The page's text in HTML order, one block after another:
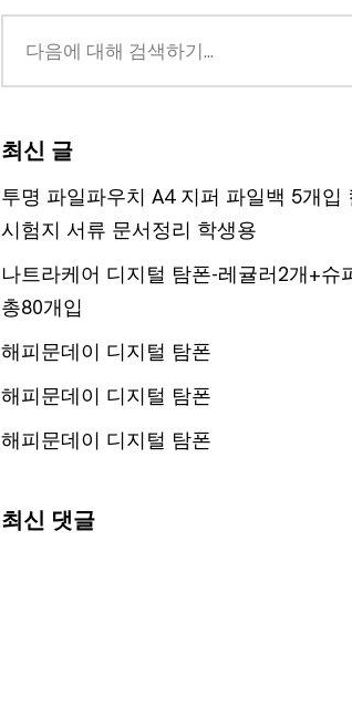
최신 글
투명 파일파우치 A4 지퍼 파일백 5개입
시험지 서류 문서정리 학생용
나트라케어 디지털 탐폰-레귤러2개+슈
총80개입
해피문데이 디지털 탐폰
해피문데이 디지털 탐폰
해피문데이 디지털 탐폰
최신 댓글